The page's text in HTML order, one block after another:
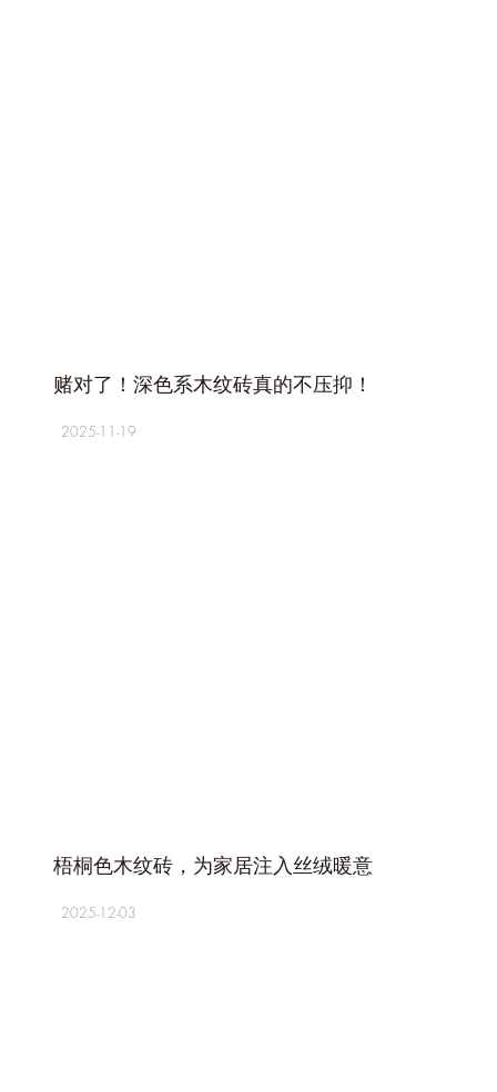
赌对了！深色系木纹砖真的不压抑！
2025-11-19
梧桐色木纹砖，为家居注入丝绒暖意
2025-12-03